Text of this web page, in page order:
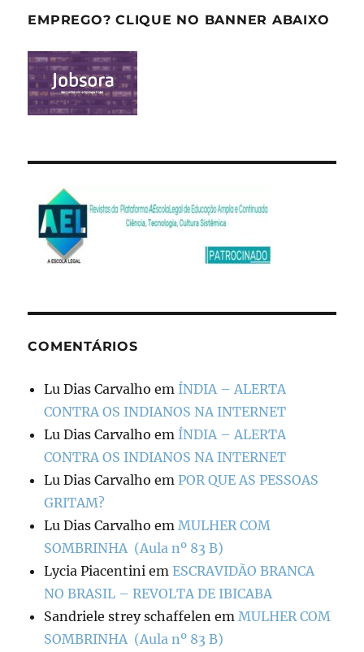
EMPREGO? CLIQUE NO BANNER ABAIXO
COMENTÁRIOS
Lu Dias Carvalho em ÍNDIA – ALERTA
CONTRA OS INDIANOS NA INTERNET
Lu Dias Carvalho em ÍNDIA – ALERTA
CONTRA OS INDIANOS NA INTERNET
Lu Dias Carvalho em POR QUE AS PESSOAS
GRITAM?
Lu Dias Carvalho em MULHER COM
SOMBRINHA (Aula nº 83 B)
Lycia Piacentini emESCRAVIDÃO BRANCA
NO BRASIL – REVOLTA DE IBICABA
Sandriele strey schaffelen em MULHER COM
SOMBRINHA (Aula nº 83 B)